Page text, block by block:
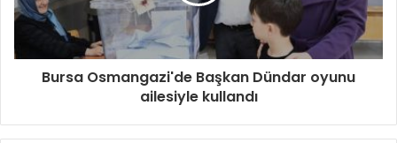
Bursa Osmangazi'de Başkan Dündar oyunu
ailesiyle kullandı